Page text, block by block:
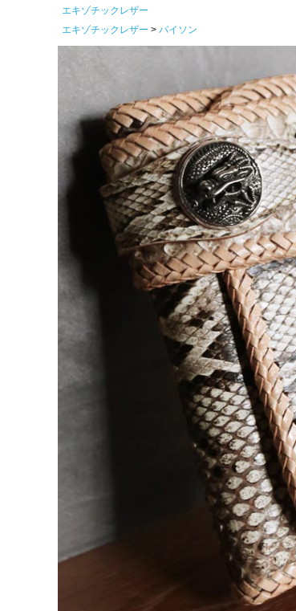
エキゾチックレザー
エキゾチックレザー
パイソン